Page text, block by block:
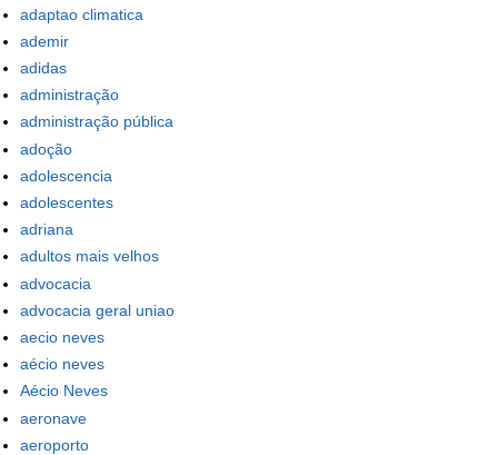
adaptao climatica
ademir
adidas
administração
administração pública
adoção
adolescencia
adolescentes
adriana
adultos mais velhos
advocacia
advocacia geral uniao
aecio neves
aécio neves
Aécio Neves
aeronave
aeroporto